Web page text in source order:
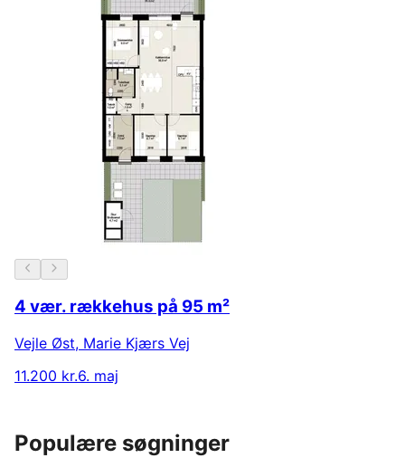
4 vær. rækkehus på 95 m²
Vejle Øst, Marie Kjærs Vej
11.200 kr.6. maj
Populære søgninger